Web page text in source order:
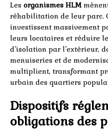
Les organismes HLM
réhabilitation de leur parc.
investissent massivement
leurs locataires et réduire
d’isolation par l’extérieur,
menuiseries et de
multiplient, transformant
urbain des quartiers
Dispositifs
obligations des